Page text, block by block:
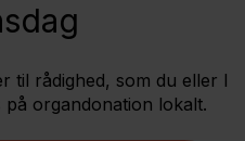
til rådighed, som du eller I
organdonation lokalt.